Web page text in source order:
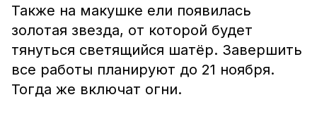
Также на макушке ели появилась
золотая звезда, от которой будет
тянуться светящийся шатёр. Завершить
все работы планируют до 21 ноября.
Тогда же включат огни.